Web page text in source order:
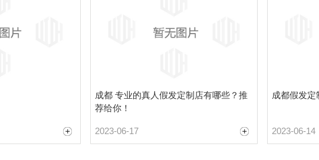
成都 专业的真人假发定制店有哪些？推
荐给你！
2023-06-17
成都假发定
2023-06-14